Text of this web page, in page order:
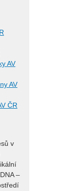
AV
AV
ČR
v
–